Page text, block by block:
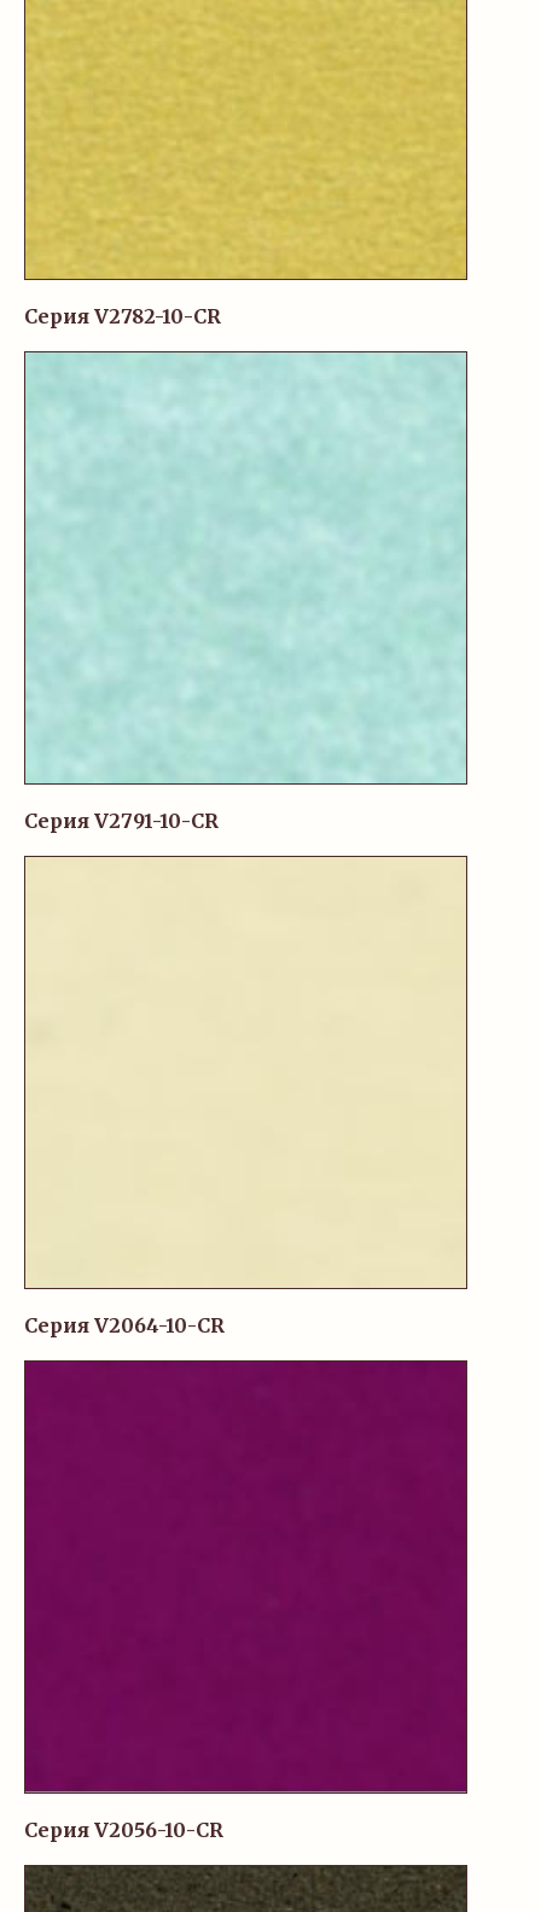
Серия V2782-10-CR
Серия V2791-10-CR
Серия V2064-10-CR
Серия V2056-10-CR